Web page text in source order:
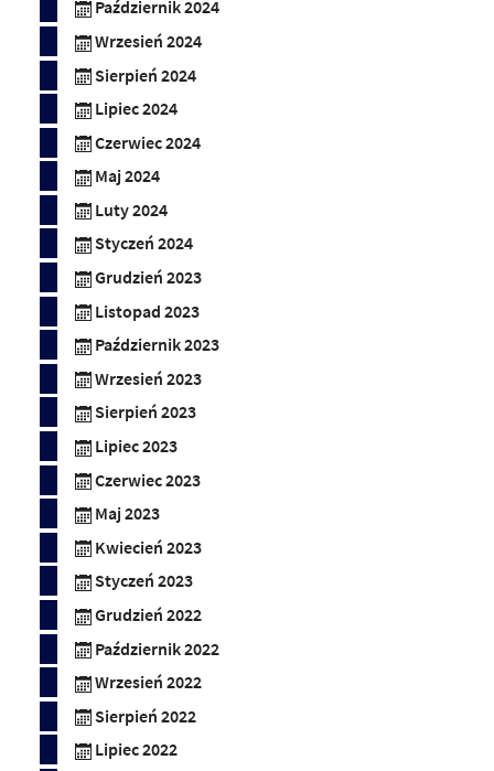
Październik 2024
Wrzesień 2024
Sierpień 2024
Lipiec 2024
Czerwiec 2024
Maj 2024
Luty 2024
Styczeń 2024
Grudzień 2023
Listopad 2023
Październik 2023
Wrzesień 2023
Sierpień 2023
Lipiec 2023
Czerwiec 2023
Maj 2023
Kwiecień 2023
Styczeń 2023
Grudzień 2022
Październik 2022
Wrzesień 2022
Sierpień 2022
Lipiec 2022